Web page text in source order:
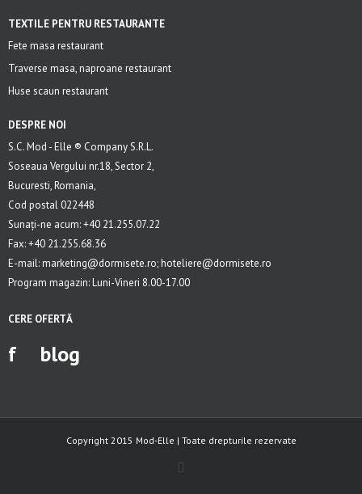
TEXTILE PENTRU RESTAURANTE
Fete masa restaurant
Traverse masa, naproane restaurant
Huse scaun restaurant
DESPRE NOI
S.C. Mod - Elle ® Company S.R.L.
Soseaua Vergului nr.18, Sector 2,
Bucuresti, Romania,
Cod postal 022448
Sunați-ne acum: +40 21.255.07.22
Fax: +40 21.255.68.36
E-mail: marketing@dormisete.ro; hoteliere@dormisete.ro
Program magazin: Luni-Vineri 8.00-17.00
CERE OFERTĂ
f blog
Copyright 2015 Mod-Elle | Toate drepturile rezervate